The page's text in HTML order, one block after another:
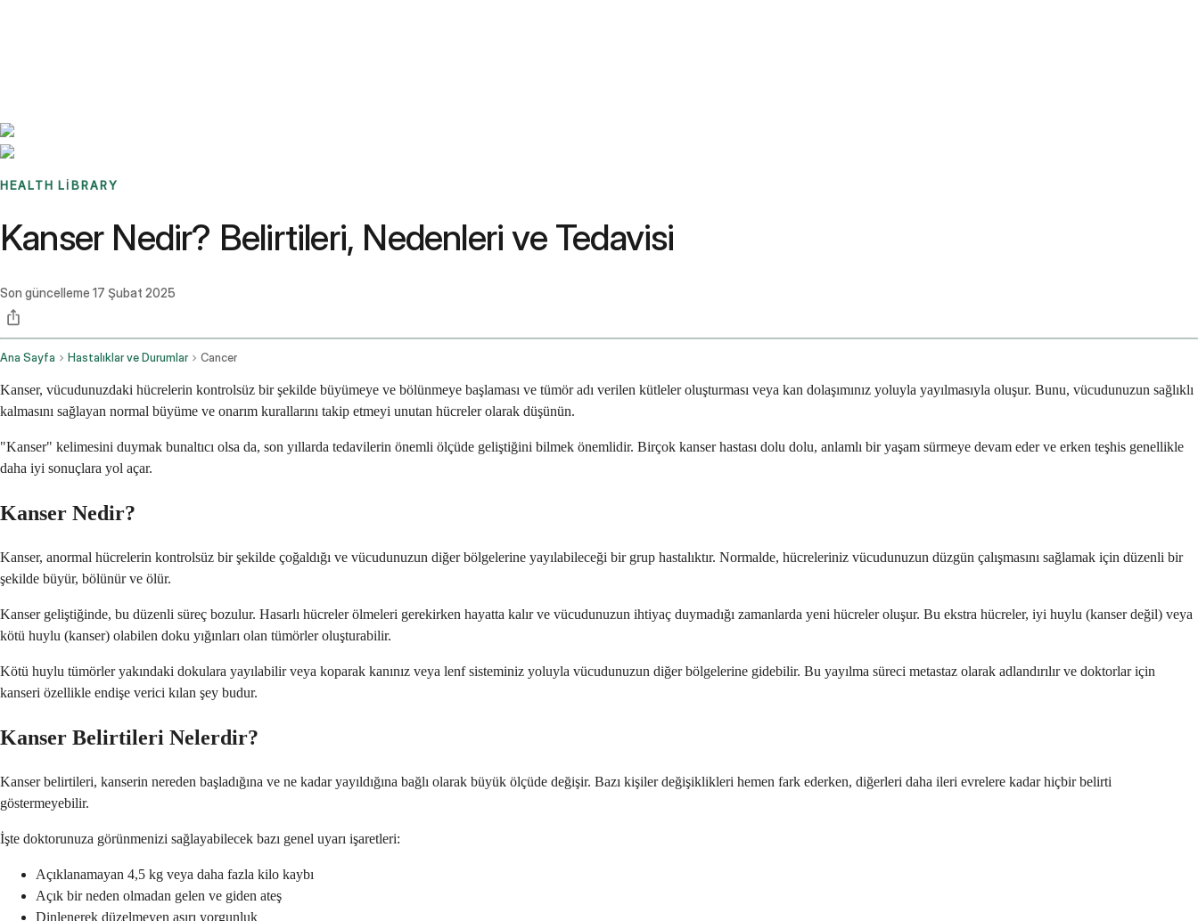
HEALTH LIBRARY
Kanser Nedir? Belirtileri, Nedenleri ve Tedavisi
Son güncelleme 17 Şubat 2025
Ana Sayfa Hastalıklar ve Durumlar Cancer
Kanser, vücudunuzdaki hücrelerin kontrolsüz bir şekilde büyümeye ve bölünmeye başlaması ve tümör adı verilen kütleler oluşturması veya kan dolaşımınız yoluyla yayılmasıyla oluşur. Bunu, vücudunuzun sağlıklı
kalmasını sağlayan normal büyüme ve onarım kurallarını takip etmeyi unutan hücreler olarak düşünün.
"Kanser" kelimesini duymak bunaltıcı olsa da, son yıllarda tedavilerin önemli ölçüde geliştiğini bilmek önemlidir. Birçok kanser hastası dolu dolu, anlamlı bir yaşam sürmeye devam eder ve erken teşhis genellikle
daha iyi sonuçlara yol açar.
Kanser Nedir?
Kanser, anormal hücrelerin kontrolsüz bir şekilde çoğaldığı ve vücudunuzun diğer bölgelerine yayılabileceği bir grup hastalıktır. Normalde, hücreleriniz vücudunuzun düzgün çalışmasını sağlamak için düzenli bir
şekilde büyür, bölünür ve ölür.
Kanser geliştiğinde, bu düzenli süreç bozulur. Hasarlı hücreler ölmeleri gerekirken hayatta kalır ve vücudunuzun ihtiyaç duymadığı zamanlarda yeni hücreler oluşur. Bu ekstra hücreler, iyi huylu (kanser değil) veya
kötü huylu (kanser) olabilen doku yığınları olan tümörler oluşturabilir.
Kötü huylu tümörler yakındaki dokulara yayılabilir veya koparak kanınız veya lenf sisteminiz yoluyla vücudunuzun diğer bölgelerine gidebilir. Bu yayılma süreci metastaz olarak adlandırılır ve doktorlar için
kanseri özellikle endişe verici kılan şey budur.
Kanser Belirtileri Nelerdir?
Kanser belirtileri, kanserin nereden başladığına ve ne kadar yayıldığına bağlı olarak büyük ölçüde değişir. Bazı kişiler değişiklikleri hemen fark ederken, diğerleri daha ileri evrelere kadar hiçbir belirti
göstermeyebilir.
İşte doktorunuza görünmenizi sağlayabilecek bazı genel uyarı işaretleri:
Açıklanamayan 4,5 kg veya daha fazla kilo kaybı
Açık bir neden olmadan gelen ve giden ateş
Dinlenerek düzelmeyen aşırı yorgunluk